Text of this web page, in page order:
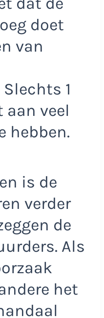
doet
van
1
aan veel
hebben.
is de
verder
de
Als
het